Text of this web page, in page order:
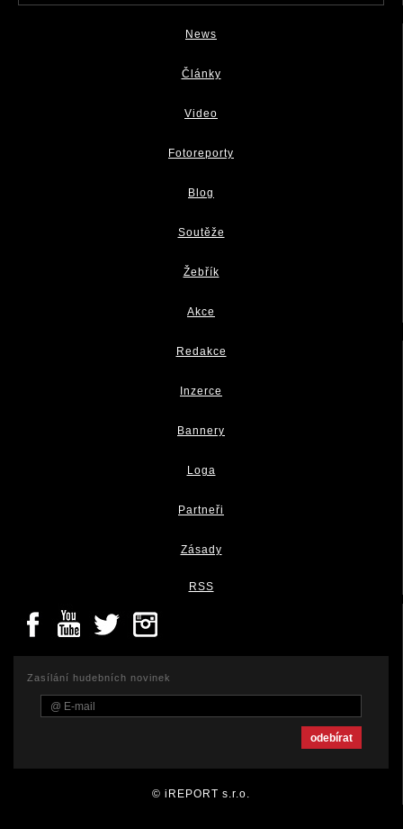
News
Články
Video
Fotoreporty
Blog
Soutěže
Žebřík
Akce
Redakce
Inzerce
Bannery
Loga
Partneři
Zásady
RSS
Zasílání hudebních novinek
© iREPORT s.r.o.